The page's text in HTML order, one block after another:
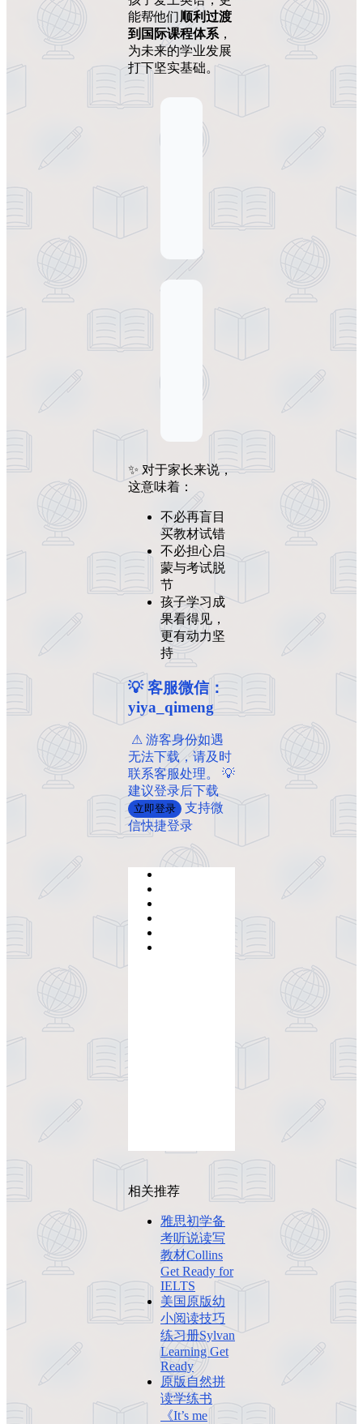
能帮他们顺利过渡
到国际课程体系 ，
为未来的学业发展
打下坚实基础。
✨ 对于家长来说，
这意味着：
不必再盲目
买教材试错
不必担心启
蒙与考试脱
节
孩子学习成
果看得见，
更有动力坚
持
💡 客服微信：
yiya_qimeng
️ ️⚠ 游客身份如遇
无法下载，请及时
联系客服处理。 💡
建议登录后下载
立即登录
支持微
信快捷登录
相关推荐
雅思初学备
考听说读写
教材Collins
Get Ready for
IELTS
美国原版幼
小阅读技巧
练习册Sylvan
Learning Get
Ready
原版自然拼
读学练书
《It’s me